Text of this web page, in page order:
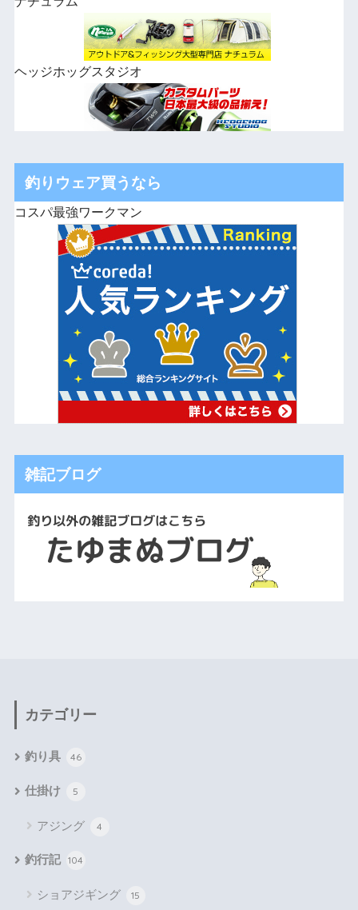
ヘッジホッグスタジオ
釣りウェア買うなら
コスパ最強ワークマン
雑記ブログ
カテゴリー
釣り具 46
仕掛け 5
アジング 4
釣行記 104
ショアジギング 15